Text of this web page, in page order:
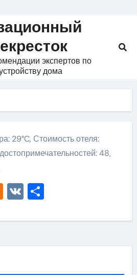
экспертов по
дома
29°C, Стоимость отеля:
48,
Odnoklassniki
VKОтправить